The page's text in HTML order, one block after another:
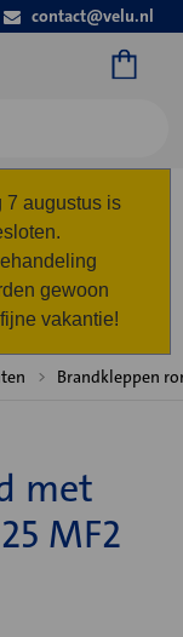
contact@velu.nl
7 augustus is
gewoon
vakantie!
Brandkleppen
met
MF2